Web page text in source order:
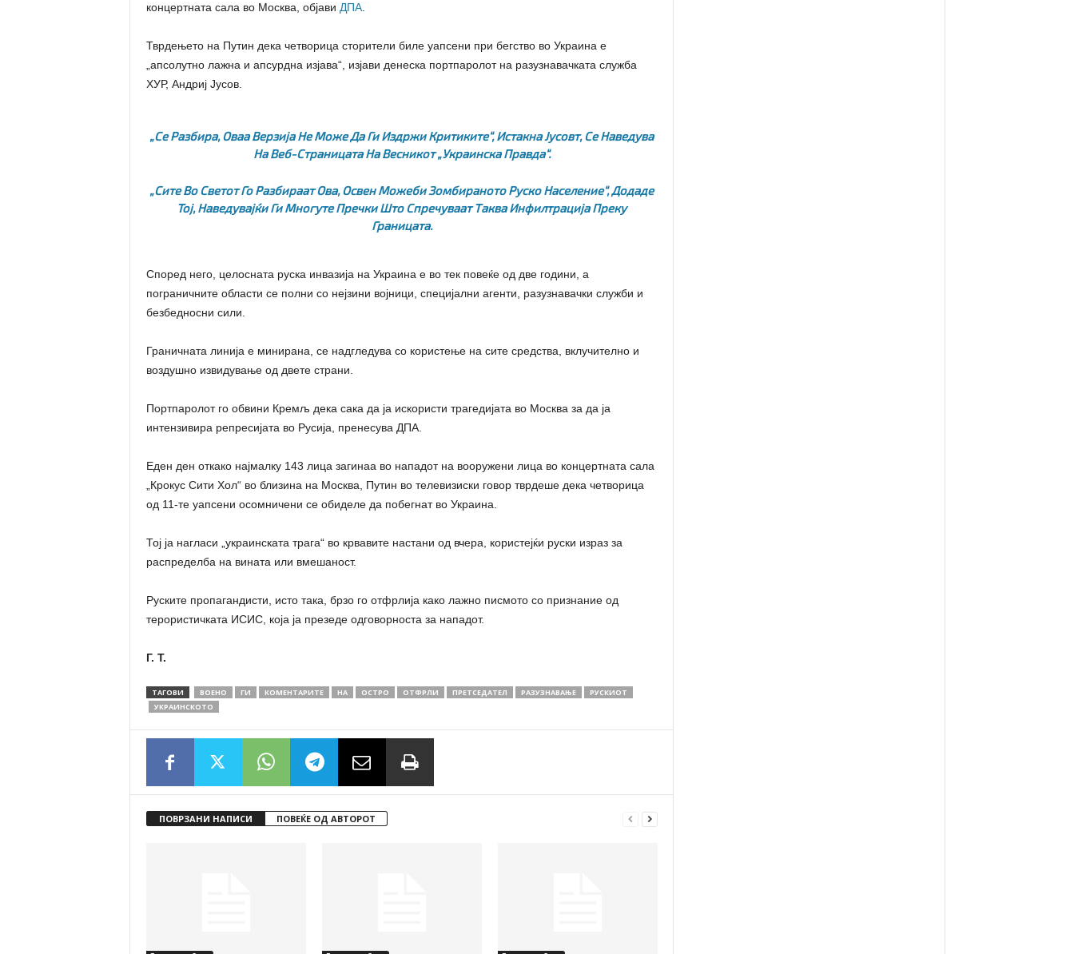
концертната сала во Москва, објави ДПА.
Тврдењето на Путин дека четворица сторители биле уапсени при бегство во Украина е
„апсолутно лажна и апсурдна изјава“, изјави денеска портпаролот на разузнавачката служба
ХУР, Андриј Јусов.
„Се Разбира, Оваа Верзија Не Може Да Ги Издржи Критиките“, Истакна Јусовт, Се Наведува
На Веб-Страницата На Весникот „Украинска Правда“.
„Сите Во Светот Го Разбираат Ова, Освен Можеби Зомбираното Руско Население“, Додаде
Тој, Наведувајќи Ги Многуте Пречки Што Спречуваат Таква Инфилтрација Преку
Границата.
Според него, целосната руска инвазија на Украина е во тек повеќе од две години, а
пограничните области се полни со нејзини војници, специјални агенти, разузнавачки служби и
безбедносни сили.
Граничната линија е минирана, се надгледува со користење на сите средства, вклучително и
воздушно извидување од двете страни.
Портпаролот го обвини Кремљ дека сака да ја искористи трагедијата во Москва за да ја
интензивира репресијата во Русија, пренесува ДПА.
Еден ден откако најмалку 143 лица загинаа во нападот на вооружени лица во концертната сала
„Крокус Сити Хол“ во близина на Москва, Путин во телевизиски говор тврдеше дека четворица
од 11-те уапсени осомничени се обиделе да побегнат во Украина.
Тој ја нагласи „украинската трага“ во крвавите настани од вчера, користејќи руски израз за
распределба на вината или вмешаност.
Руските пропагандисти, исто така, брзо го отфрлија како лажно писмото со признание од
терористичката ИСИС, која ја презеде одговорноста за нападот.
Г. Т.
ТАГОВИ ВОЕНО ГИ КОМЕНТАРИТЕ НА ОСТРО ОТФРЛИ ПРЕТСЕДАТЕЛ РАЗУЗНАВАЊЕ
РУСКИОТ
УКРАИНСКОТО
ПОВРЗАНИ НАПИСИ ПОВЕЌЕ ОД АВТОРОТ